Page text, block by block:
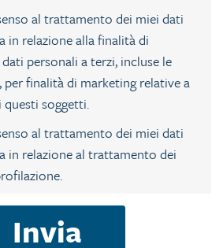
al trattamento dei miei dati
in relazione alla finalità di
personali a terzi, incluse le
finalità di marketing relative a
soggetti.
al trattamento dei miei dati
in relazione al trattamento dei